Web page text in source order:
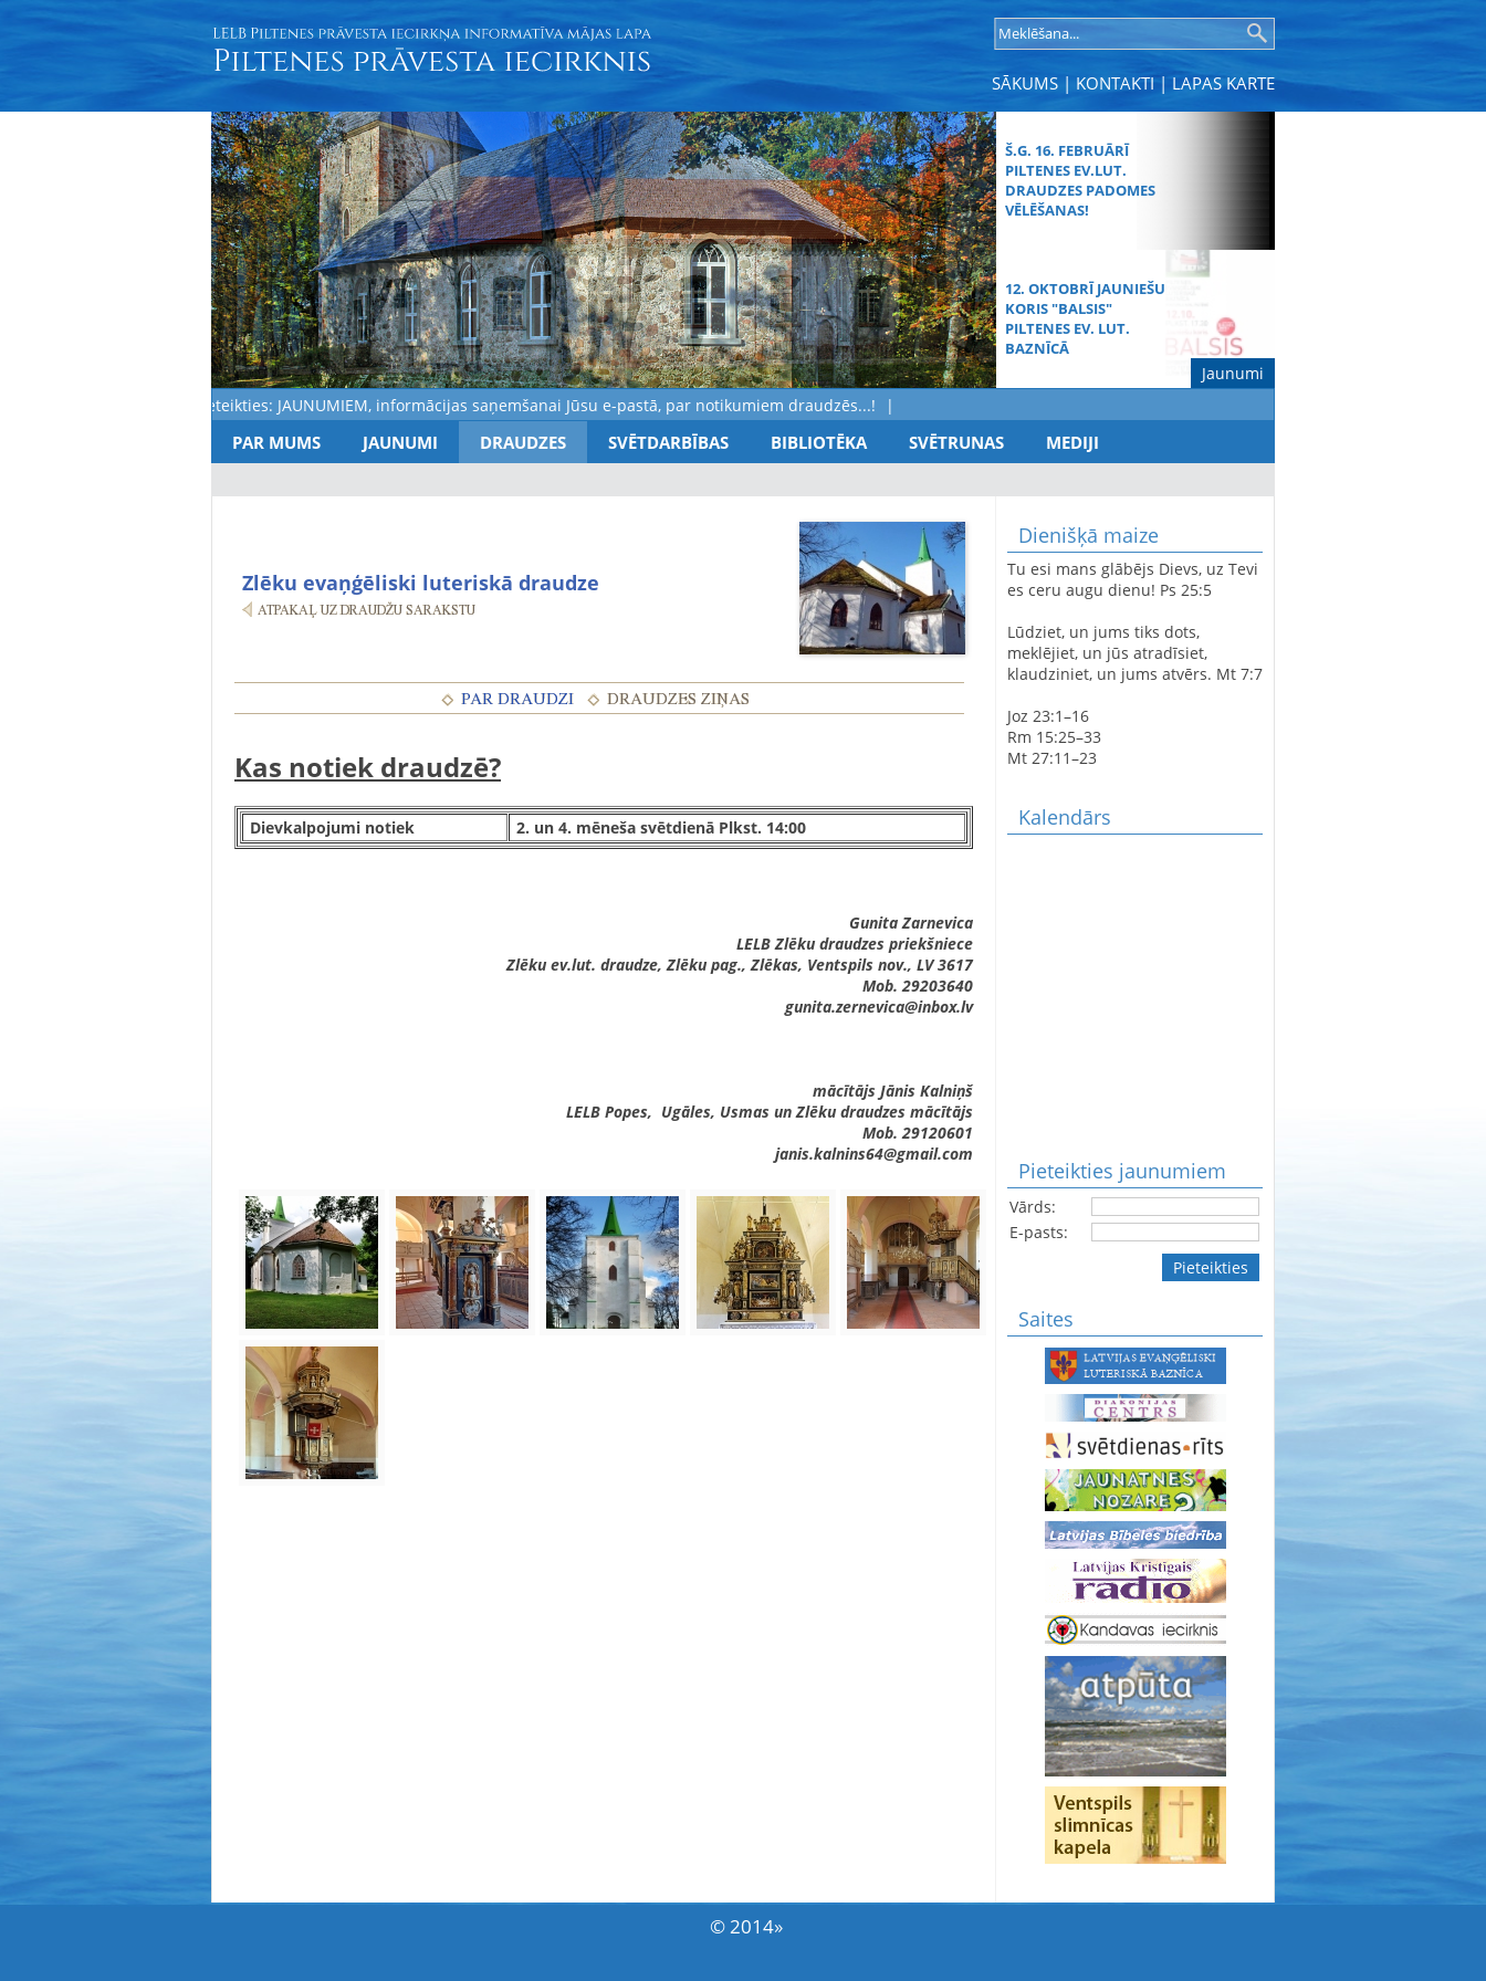
SĀKUMS | KONTAKTI| LAPAS KARTE
Š.G. 16. FEBRUĀRĪ
PILTENES EV.LUT.
DRAUDZES PADOMES
VĒLĒŠANAS!
12. OKTOBRĪ JAUNIEŠU
KORIS "BALSIS"
PILTENES EV. LUT.
BAZNĪCĀ
MŪŽĪBAS SVĒTDIENAS
DIEVKALPOJUMS
LATVIJAS SIMTGADEI
VELTĪTS
DIEVKALPOJUMS
SPĀRES BAZNĪCĀ
SPĀRES EVAŅĢĒLISKI
LUTERISKAJAI BAZNĪCAI
360
Jaunumi
Aicinām pieteikties: JAUNUMIEM, informācijas saņemšanai Jūsu e-pastā, par notikumiem draudzēs...!
PAR MUMS JAUNUMI DRAUDZES SVĒTDARBĪBAS BIBLIOTĒKA SVĒTRUNAS MEDIJI
Zlēku evaņģēliski luteriskā draudze
Kas notiek draudzē?
Dievkalpojumi notiek 2. un 4. mēneša svētdienā Plkst. 14:00
Gunita Zarnevica
LELB Zlēku draudzes priekšniece
Zlēku ev.lut. draudze, Zlēku pag., Zlēkas, Ventspils nov., LV 3617
Mob. 29203640
gunita.zernevica@inbox.lv
mācītājs Jānis Kalniņš
LELB Popes, Ugāles, Usmas un Zlēku draudzes mācītājs
Mob. 29120601
janis.kalnins64@gmail.com
Dienišķā maize
Tu esi mans glābējs Dievs, uz Tevi
es ceru augu dienu! Ps 25:5
Lūdziet, un jums tiks dots,
meklējiet, un jūs atradīsiet,
klaudziniet, un jums atvērs. Mt 7:7
Joz 23:1–16
Rm 15:25–33
Mt 27:11–23
Kalendārs
Pieteikties jaunumiem
Vārds:
E-pasts:
Pieteikties
Saites
© 2014»